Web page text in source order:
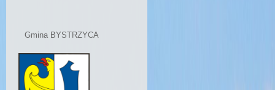
Gmina BYSTRZYCA